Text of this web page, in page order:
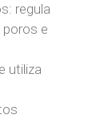
regula
poros e
utiliza